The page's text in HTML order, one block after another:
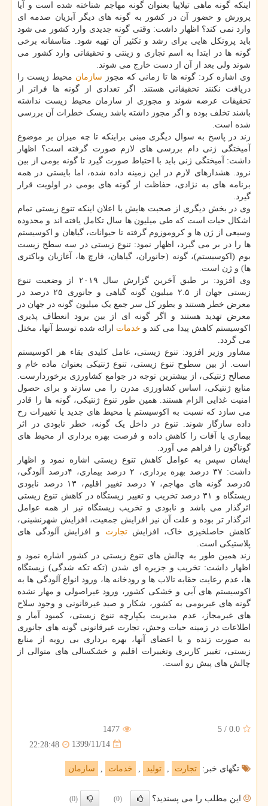
اینکه گونه ماهی تیلاپیا بعنوان گونه مهاجم شناخته شده است و آیا
پرورش و حضور آن در کشور به گونه های دیگر آبزیان صدمه ای
وارد نمی کند؟ اظهار داشت: وقتی گونه جدیدی وارد کشور می شود
باید پروتکل هایی برای رشد و تکثیر آن تهیه شود. متاسفانه برخی
گونه ها در ابتدا به اسم تجاری و زینتی و تحقیقاتی وارد کشور می
شوند ولی بعد از آن از دست خارج می شوند.
وی اشاره کرد: گونه ها تا زمانی که مجوز سازمان محیط زیست را
دریافت نکنند تحقیقاتی هستند. اگر تعدادی از گونه ها فراتر از
تحقیقات عرضه شوند و مجوزی از سازمان محیط زیست نداشته
باشند تخلف بوده و اگر مجوز داشته باشد ریسک خطرات آن بررسی
شده است.
زند در پاسخ به سوال دیگری مبنی براینکه تا چه میزان بر موضوع
آمیختگی ژنی دام بررسی های لازم صورت گرفته است؟ اظهار
داشت: آمیختگی ژنی باید با احتیاط صورت گیرد تا گونه بومی از بین
نرود. هشدارهای لازم در این زمینه داده شده، اما بایستی در همه
برنامه های به نژادی، حفاظت از گونه های بومی در اولویت قرار
گیرد.
وی در بخش دیگری از صحبت هایش با اعلان اینکه تنوع زیستی تمام
اشکال حیات است که طی میلیون ها سال تکامل یافته اند و محدوده
وسیعی از ژن ها و کروموزوم گرفته تا حیوانات، گیاهان و اکوسیستم
ها را در بر می گیرد، اظهار نمود: تنوع زیستی در سه سطح زیست
بوم (اکوسیستم)، گونه (جانوران، گیاهان، قارچ ها، آغازیان وباکتری
ها) و ژن است.
وی افزود: بر طبق آخرین گزارش سال ۲۰۱۹ از وضعیت تنوع
زیستی جهان از ۲.۵ میلیون گونه گیاهی و جانوری ۲۵ درصد در
معرض خطر هستند و بطور کل سر جمع یک میلیون گونه در جهان در
معرض تهدید هستند و اگر گونه ای از بین برود انعطاف پذیری
اکوسیستم کاهش پیدا می کند و خدمات ارائه شده توسط آنها، مختل
می گردد.
مشاور وزیر افزود: تنوع زیستی، عامل کلیدی بقاء هر اکوسیستم
است. از بین سطوح تنوع زیستی، تنوع ژنتیکی بعنوان ماده خام و
مصالح ژنتیکی، از بیشترین توجه در جوامع کشاورزی برخوردارست.
منابع ژنتیکی، اساس کشاورزی مدرن را می سازند و برای حصول
امنیت غذایی الزام هستند. همین طور تنوع ژنتیکی، گونه ها را قادر
می سازد که نسبت به اکوسیستم یا محیط های جدید یا تغییرات رخ
داده سازگار شوند. تنوع در داخل یک گونه، خطر نابودی در اثر
بیماری یا آفات را کاهش داده و فرصت بهره برداری از محیط های
گوناگون را فراهم می آورد.
ایشان سپس به عوامل کاهش تنوع زیستی اشاره نمود و اظهار
داشت: ۳۷ درصد بهره برداری، ۲ درصد بیماری، ۴درصد آلودگی،
۵درصد گونه های مهاجم، ۷ درصد تغییر اقلیم، ۱۳ درصد نابودی
زیستگاه و ۳۱ درصد تخریب و تغییر زیستگاه در کاهش تنوع زیستی
اثرگذار می باشد و نابودی و تخریب زیستگاه نیز از همه عوامل
اثرگذار تر بوده و علت آن نیز افزایش جمعیت، افزایش شهرنشینی،
کاهش حاصلخیزی خاک، افزایشتجارت و افزایش آلودگی های
پلاستیکی است.
زند همین طور به چالش های تنوع زیستی در کشور اشاره نمود و
اظهار داشت: تخریب و جزیره ای شدن (تکه تکه شدگی) زیستگاه
ها، عدم رعایت حقابه تالاب ها و رودخانه ها، ورود انواع آلودگی ها به
اکوسیستم های آبی و خشکی کشور، ورود غیراصولی و مهار نشده
گونه های غیربومی به کشور، شکار و صید غیرقانونی و وجود سلاح
های غیرمجاز، عدم مدیریت یکپارچه تنوع زیستی، کمبود آمار و
اطلاعات در زمینه حیات وحش، تجارت غیرقانونی گونه های جانوری
به صورت زنده و یا اعضای آنها، بهره برداری بی رویه از منابع
زیستی، تغییر کاربری وتغییرات اقلیم و خشکسالی های متوالی از
چالش های پیش رو است.
0.0
/
5
1477
1399/11/14
22:28:48
تگهای خبر: تجارت , تولید , خدمات , سازمان
این مطلب را می پسندید؟ (0)
(0)